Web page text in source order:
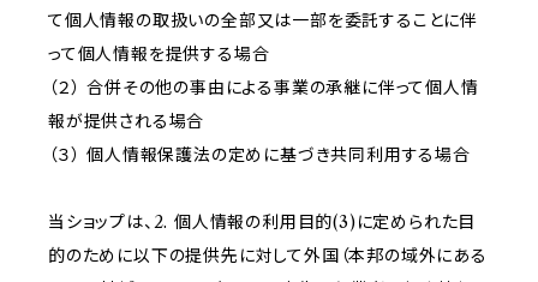
て個人情報の取扱いの全部又は一部を委託することに伴
って個人情報を提供する場合
（２） 合併その他の事由による事業の承継に伴って個人情
報が提供される場合
（３） 個人情報保護法の定めに基づき共同利用する場合
当ショップは、2. 個人情報の利用目的(3)に定められた目
的のために以下の提供先に対して外国（本邦の域外にある